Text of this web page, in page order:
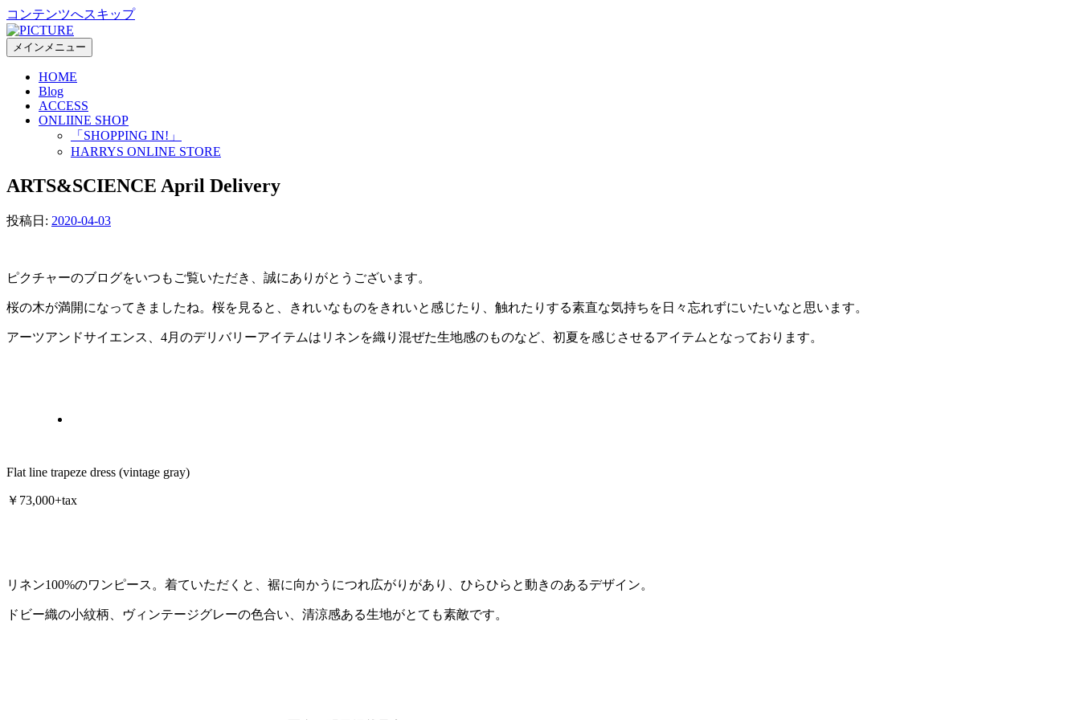
コンテンツへスキップ
メインメニュー
HOME
Blog
ACCESS
ONLIINE SHOP
「SHOPPING IN!」
HARRYS ONLINE STORE
ARTS&SCIENCE April Delivery
投稿日: 2020-04-03
ピクチャーのブログをいつもご覧いただき、誠にありがとうございます。
桜の木が満開になってきましたね。桜を見ると、きれいなものをきれいと感じたり、触れたりする素直な気持ちを日々忘れずにいたいなと思います。
アーツアンドサイエンス、4月のデリバリーアイテムはリネンを織り混ぜた生地感のものなど、初夏を感じさせるアイテムとなっております。
Flat line trapeze dress (vintage gray)
￥73,000+tax
リネン100%のワンピース。着ていただくと、裾に向かうにつれ広がりがあり、ひらひらと動きのあるデザイン。
ドビー織の小紋柄、ヴィンテージグレーの色合い、清涼感ある生地がとても素敵です。